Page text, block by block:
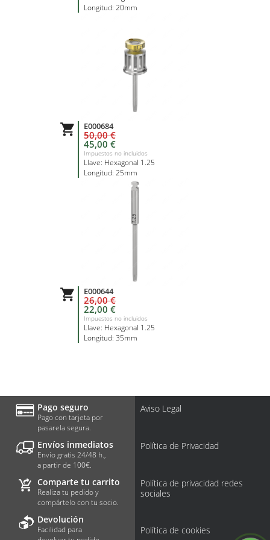
Longitud: 20mm
 E000684
50,00 €
45,00 €
Impuestos no incluidos
Llave: Hexagonal 1.25
Longitud: 25mm
 E000644
26,00 €
22,00 €
Impuestos no incluidos
Llave: Hexagonal 1.25
Longitud: 35mm
Pago seguro
Pago con tarjeta por
pasarela segura.
Envíos inmediatos
Envío gratis 24/48 h.,
a partir de 100€.
Comparte tu carrito
Realiza tu pedido y
compártelo con tu socio.
Devolución
Facilidad para
Aviso Legal
Política de Privacidad
Política de privacidad redes
sociales
Política de cookies